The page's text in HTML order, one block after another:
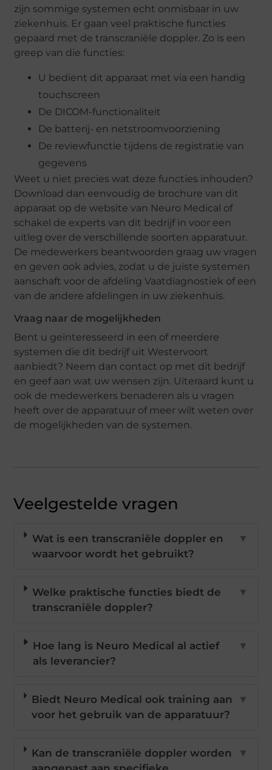
zijn sommige systemen echt onmisbaar in uw
ziekenhuis. Er gaan veel praktische functies
gepaard met de transcraniële doppler. Zo is een
greep van die functies:
U bedient dit apparaat met via een handig
touchscreen
De DICOM-functionaliteit
De batterij- en netstroomvoorziening
De reviewfunctie tijdens de registratie van
gegevens
Weet u niet precies wat deze functies inhouden?
Download dan eenvoudig de brochure van dit
apparaat op de website van Neuro Medical of
schakel de experts van dit bedrijf in voor een
uitleg over de verschillende soorten apparatuur.
De medewerkers beantwoorden graag uw vragen
en geven ook advies, zodat u de juiste systemen
aanschaft voor de afdeling Vaatdiagnostiek of een
van de andere afdelingen in uw ziekenhuis.
Vraag naar de mogelijkheden
Bent u geïnteresseerd in een of meerdere
systemen die dit bedrijf uit Westervoort
aanbiedt? Neem dan contact op met dit bedrijf
en geef aan wat uw wensen zijn. Uiteraard kunt u
ook de medewerkers benaderen als u vragen
heeft over de apparatuur of meer wilt weten over
de mogelijkheden van de systemen.
Veelgestelde vragen
Wat is een transcraniële doppler en
waarvoor wordt het gebruikt?
▼
Welke praktische functies biedt de
transcraniële doppler?
▼
Hoe lang is Neuro Medical al actief
als leverancier?
▼
Biedt Neuro Medical ook training aan
voor het gebruik van de apparatuur?
▼
Kan de transcraniële doppler worden
▼